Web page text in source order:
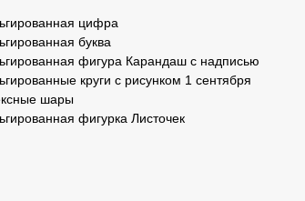
цифра
буква
фигура Карандаш с надписью
круги с рисунком 1 сентября
шары
фигурка Листочек